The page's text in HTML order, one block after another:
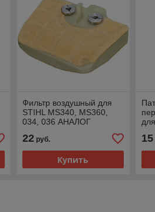
Фильтр воздушный для
STIHL MS340, MS360,
034, 036 АНАЛОГ
22руб.
Купить
15